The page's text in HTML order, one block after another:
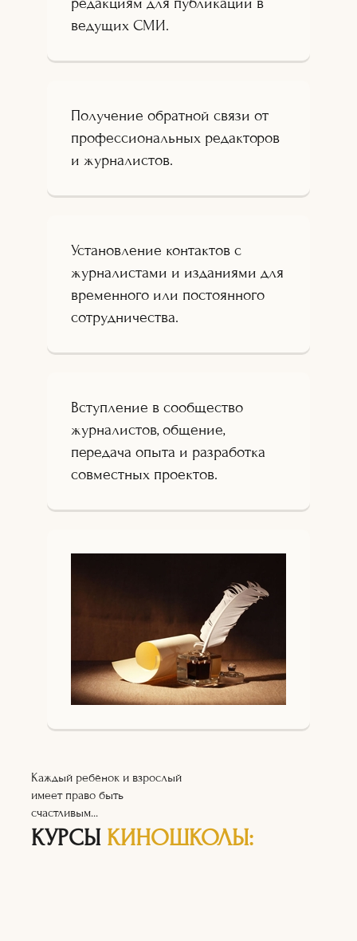
ведущих СМИ.
Получение обратной связи от
профессиональных редакторов
и журналистов.
Установление контактов с
журналистами и изданиями для
временного или постоянного
сотрудничества.
Вступление в сообщество
журналистов, общение,
передача опыта и разработка
совместных проектов.
Каждый ребёнок и взрослый
имеет право быть
счастливым...
КУРСЫ КИНОШКОЛЫ: